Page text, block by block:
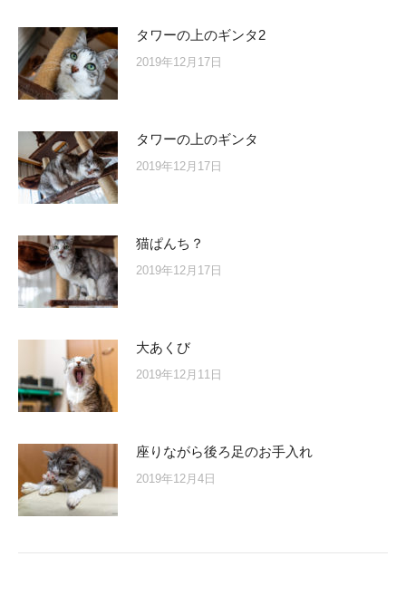
タワーの上のギンタ2
2019年12月17日
タワーの上のギンタ
2019年12月17日
猫ぱんち？
2019年12月17日
大あくび
2019年12月11日
座りながら後ろ足のお手入れ
2019年12月4日